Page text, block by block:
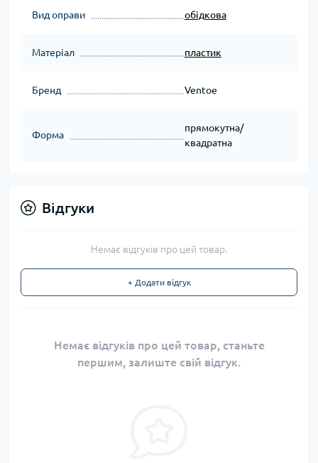
Вид оправи обідкова
Матеріал пластик
Бренд Ventoe
Форма
прямокутна/
квадратна
Відгуки
Немає відгуків про цей товар.
+ Додати відгук
Немає відгуків про цей товар, станьте
першим, залиште свій відгук.